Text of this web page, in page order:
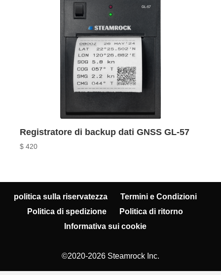
Registratore di backup dati GNSS GL-57
$ 420
politica sulla riservatezza
Termini e Condizioni
Politica di spedizione
Politica di ritorno
Informativa sui cookie
©2020-2026 Steamrock Inc.